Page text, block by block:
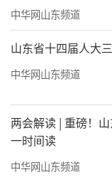
通过海
索朗旦
中华网山东频道
山东省十四届人大
中华网山东频道
两会解读 | 重磅！
一时间读
中华网山东频道